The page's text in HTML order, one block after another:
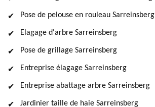
Pose de pelouse en rouleau Sarreinsberg
Elagage d'arbre Sarreinsberg
Pose de grillage Sarreinsberg
Entreprise élagage Sarreinsberg
Entreprise abattage arbre Sarreinsberg
Jardinier taille de haie Sarreinsberg